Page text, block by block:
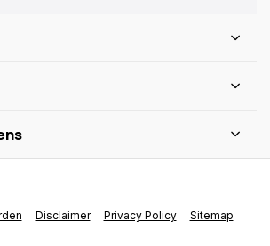
Disclaimer Privacy Policy Sitemap